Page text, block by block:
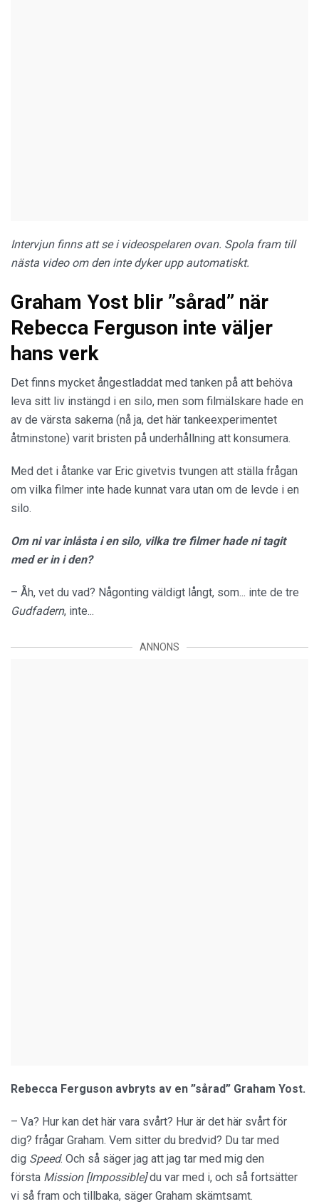
Intervjun finns att se i videospelaren ovan. Spola fram till
nästa video om den inte dyker upp automatiskt.
Graham Yost blir ”sårad” när
Rebecca Ferguson inte väljer
hans verk
Det finns mycket ångestladdat med tanken på att behöva
leva sitt liv instängd i en silo, men som filmälskare hade en
av de värsta sakerna (nå ja, det här tankeexperimentet
åtminstone) varit bristen på underhållning att konsumera.
Med det i åtanke var Eric givetvis tvungen att ställa frågan
om vilka filmer inte hade kunnat vara utan om de levde i en
silo.
Om ni var inlåsta i en silo, vilka tre filmer hade ni tagit
med er in i den?
– Åh, vet du vad? Någonting väldigt långt, som... inte de tre
Gudfadern, inte...
ANNONS
Rebecca Ferguson avbryts av en ”sårad” Graham Yost.
– Va? Hur kan det här vara svårt? Hur är det här svårt för
dig? frågar Graham. Vem sitter du bredvid? Du tar med
dig Speed. Och så säger jag att jag tar med mig den
första Mission [Impossible]du var med i, och så fortsätter
vi så fram och tillbaka, säger Graham skämtsamt.